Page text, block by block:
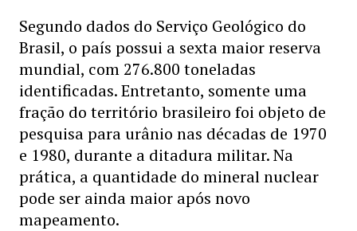
Segundo dados do Serviço Geológico do
Brasil, o país possui a sexta maior reserva
mundial, com 276.800 toneladas
identificadas. Entretanto, somente uma
fração do território brasileiro foi objeto de
pesquisa para urânio nas décadas de 1970
e 1980, durante a ditadura militar. Na
prática, a quantidade do mineral nuclear
pode ser ainda maior após novo
mapeamento.